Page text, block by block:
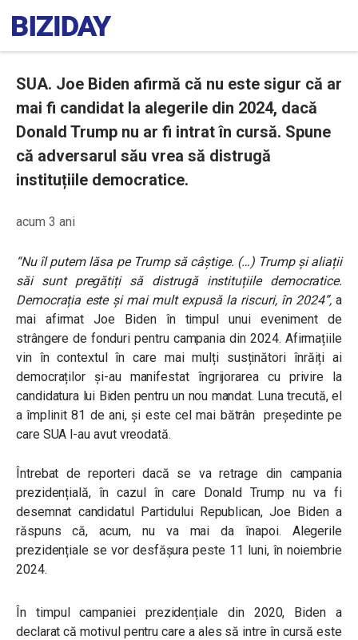
SUA. Joe Biden afirmă că nu este sigur că ar
mai fi candidat la alegerile din 2024, dacă
Donald Trump nu ar fi intrat în cursă. Spune
că adversarul său vrea să distrugă
instituțiile democratice.
acum 3 ani
“Nu îl putem lăsa pe Trump să câștige. (…) Trump și aliații
săi sunt pregătiți să distrugă instituțiile democratice.
Democrația este și mai mult expusă la riscuri, în 2024”,a
mai afirmat Joe Biden în timpul unui eveniment de
strângere de fonduri pentru campania din 2024. Afirmațiile
vin în contextul în care mai mulți susținători înrăiți ai
democraților și-au manifestat îngrijorarea cu privire la
candidatura lui Biden pentru un nou mandat. Luna trecută, el
a împlinit 81 de ani, și este cel mai bătrân președinte pe
care SUA l-au avut vreodată.
Întrebat de reporteri dacă se va retrage din campania
prezidențială, în cazul în care Donald Trump nu va fi
desemnat candidatul Partidului Republican, Joe Biden a
răspuns că, acum, nu va mai da înapoi. Alegerile
prezidențiale se vor desfășura peste 11 luni, în noiembrie
2024.
În timpul campaniei prezidențiale din 2020, Biden a
declarat că motivul pentru care a ales să intre în cursă este